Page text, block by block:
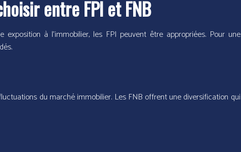
entre FPI et FNB
à l’immobilier, les FPI peuvent être appropriées. Pour une
du marché immobilier. Les FNB offrent une diversification qui